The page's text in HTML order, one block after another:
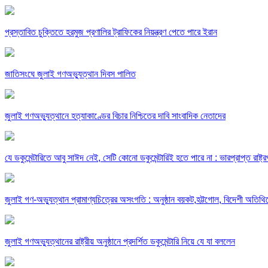
প্রস্তাবিত চুক্তিতে হরমুজ প্রণালির ট্রাফিকের নিয়ন্ত্রণ পেতে পারে ইরান
জাতিসংঘে জুলাই গণঅভ্যুত্থান দিবস পালিত
জুলাই গণঅভ্যুত্থানে হত্যাকাণ্ডের বিচার নিশ্চিতের দাবি সাংবাদিক নেতাদের
যে ডকুমেন্টারিতে আবু সাঈদ নেই, সেটি কোনো ডকুমেন্টারিই হতে পারে না : ভারপ্রাপ্ত
জুলাই গণ-অভ্যুত্থান প্রামাণ্যচিত্রের অসংগতি : অনুষ্ঠান বয়কট,হট্টগোল, বিদেশী
জুলাই গণঅভ্যুত্থানের রাষ্ট্রীয় অনুষ্ঠানে প্রদর্শিত ডকুমেন্টারি নিয়ে যে যা বললেন